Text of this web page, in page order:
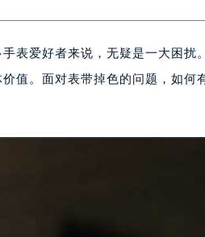
表爱好者来说，无疑是一大困
值。面对表带掉色的问题，如